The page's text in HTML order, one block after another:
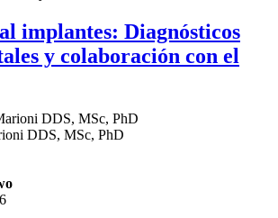
implantes: Diagnósticos
y colaboración con el
DDS, MSc, PhD